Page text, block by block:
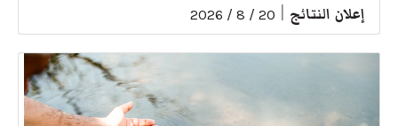
إعلان النتائج 20 / 8 / 2026